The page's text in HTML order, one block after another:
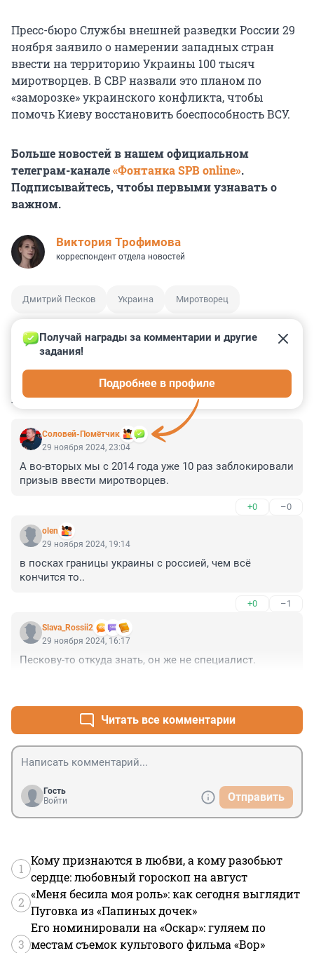
Пресс-бюро Службы внешней разведки России 29
ноября заявило о намерении западных стран
ввести на территорию Украины 100 тысяч
миротворцев. В СВР назвали это планом по
«заморозке» украинского конфликта, чтобы
помочь Киеву восстановить боеспособность ВСУ.
Больше новостей в нашем официальном
телеграм-канале«Фонтанка SPB online».
Подписывайтесь, чтобы первыми узнавать о
важном.
Виктория Трофимова
корреспондент отдела новостей
Дмитрий Песков Украина Миротворец
КОММЕНТАРИИ 39
Соловей-Помётчик
Получай награды за комментарии и другие
задания!
Подробнее в профиле
29 ноября 2024, 23:04
А во-вторых мы с 2014 года уже 10 раз заблокировали
призыв ввести миротворцев.
+0 –0
olen
29 ноября 2024, 19:14
в посках границы украины с россией, чем всё
кончится то..
+0 –1
Slava_Rossii2
29 ноября 2024, 16:17
Пескову-то откуда знать, он же не специалист.
Читать все комментарии
Гость
Войти
Отправить
1
Кому признаются в любви, а кому разобьют
сердце: любовный гороскоп на август
2
«Меня бесила моя роль»: как сегодня выглядит
Пуговка из «Папиных дочек»
3
Его номинировали на «Оскар»: гуляем по
местам съемок культового фильма «Вор»